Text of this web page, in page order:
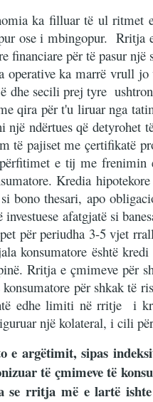
ka filluar të ul ritmet
ose i mbingopur. Rritja
financiare për të pasur
ka marrë vrull
dhe secili prej tyre
qira për t'u liruar nga
ndërtues që
të pajiset me çertifikatë
e tij me
Kredia
bono thesari, apo
afatgjatë si
për periudha 3-5 vjet
konsumatore është
Rritja e çmimeve
për shkak të
edhe limiti në rritje i
një kolateral, i cili
e argëtimit, sipas
të çmimeve të
se rritja më e lartë